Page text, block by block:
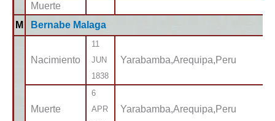
Muerte
M
Bernabe Malaga
Nacimiento
11
JUN
1838
Yarabamba,Arequipa,Peru
Muerte
6
APR
Yarabamba,Arequipa,Peru